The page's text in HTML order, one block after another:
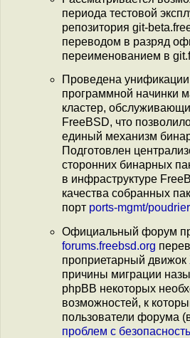
периода тестовой
репозитория git-
переводом в разряд
переименованием в
Проведена
программной начинки
кластер,
FreeBSD, что
единый механизм
Подготовлен
сторонних бинарных
в инфраструктуре
качества собранных
порт ports-mgmt/
Официальный форум
forums.freebsd.org
проприетарный движок
причины миграции
phpBB некоторых
возможностей, к
пользователи форума
проблем с